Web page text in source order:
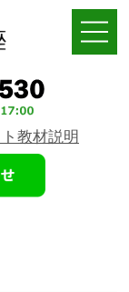
教材説明